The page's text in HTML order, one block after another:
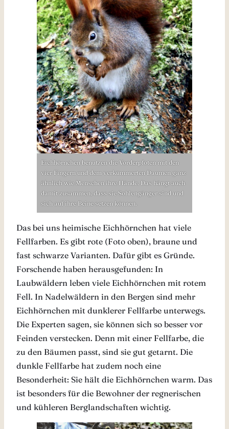
Eichhörnchen benutzen die Vorderpfoten mit den
vier Fingern und dem verkümmerten Daumen ganz
ähnlich wie Menschen ihre Hände. Das hängt auch
damit zusammen, dass sie Sohlengänger sind und
sich auf ihre Beine setzen können.
Das bei uns heimische Eichhörnchen hat viele
Fellfarben. Es gibt rote (Foto oben), braune und
fast schwarze Varianten. Dafür gibt es Gründe.
Forschende haben herausgefunden: In
Laubwäldern leben viele Eichhörnchen mit rotem
Fell. In Nadelwäldern in den Bergen sind mehr
Eichhörnchen mit dunklerer Fellfarbe unterwegs.
Die Experten sagen, sie können sich so besser vor
Feinden verstecken. Denn mit einer Fellfarbe, die
zu den Bäumen passt, sind sie gut getarnt. Die
dunkle Fellfarbe hat zudem noch eine
Besonderheit: Sie hält die Eichhörnchen warm. Das
ist besonders für die Bewohner der regnerischen
und kühleren Berglandschaften wichtig.